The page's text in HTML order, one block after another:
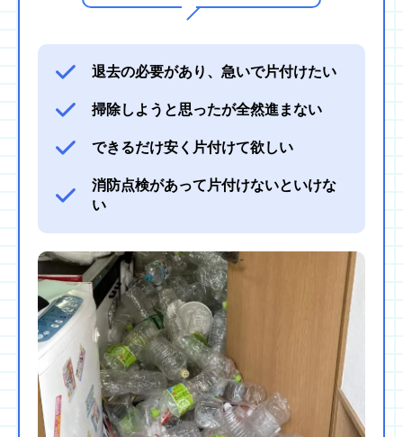
退去の必要があり、急いで片付けたい
掃除しようと思ったが全然進まない
できるだけ安く片付けて欲しい
消防点検があって片付けないといけな
い